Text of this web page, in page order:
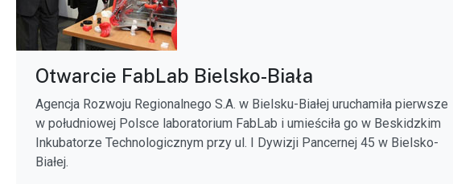
Otwarcie FabLab Bielsko-Biała
Agencja Rozwoju Regionalnego S.A. w Bielsku-Białej uruchamiła pierwsze
w południowej Polsce laboratorium FabLab i umieściła go w Beskidzkim
Inkubatorze Technologicznym przy ul. I Dywizji Pancernej 45 w Bielsko-
Białej.